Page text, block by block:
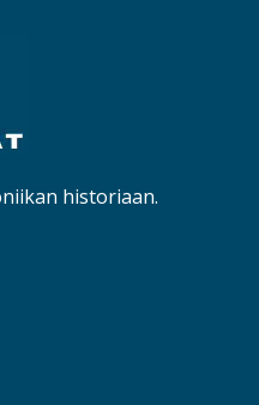
historiaan.